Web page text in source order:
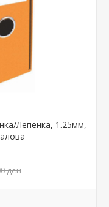
Лепенка, 1.25мм,
ден